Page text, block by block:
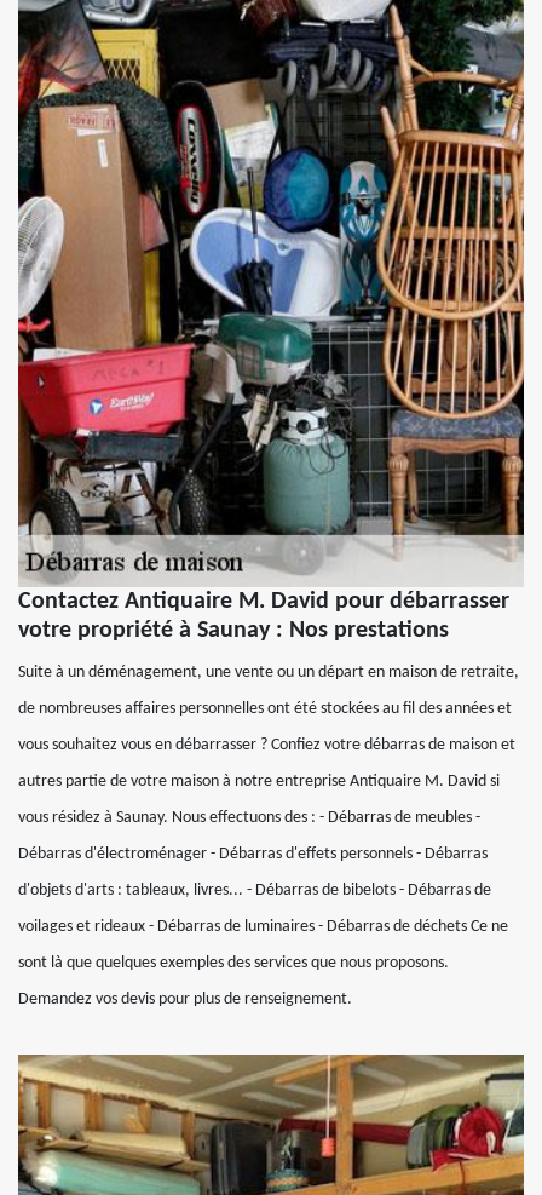
Contactez Antiquaire M. David pour débarrasser
votre propriété à Saunay : Nos prestations
Suite à un déménagement, une vente ou un départ en maison de retraite,
de nombreuses affaires personnelles ont été stockées au fil des années et
vous souhaitez vous en débarrasser ? Confiez votre débarras de maison et
autres partie de votre maison à notre entreprise Antiquaire M. David si
vous résidez à Saunay. Nous effectuons des : - Débarras de meubles -
Débarras d'électroménager - Débarras d'effets personnels - Débarras
d'objets d'arts : tableaux, livres... - Débarras de bibelots - Débarras de
voilages et rideaux - Débarras de luminaires - Débarras de déchets Ce ne
sont là que quelques exemples des services que nous proposons.
Demandez vos devis pour plus de renseignement.